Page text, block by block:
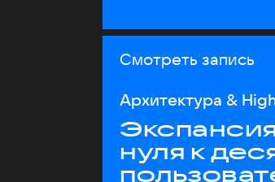
Смотреть запись
Архитектура &
нуля к